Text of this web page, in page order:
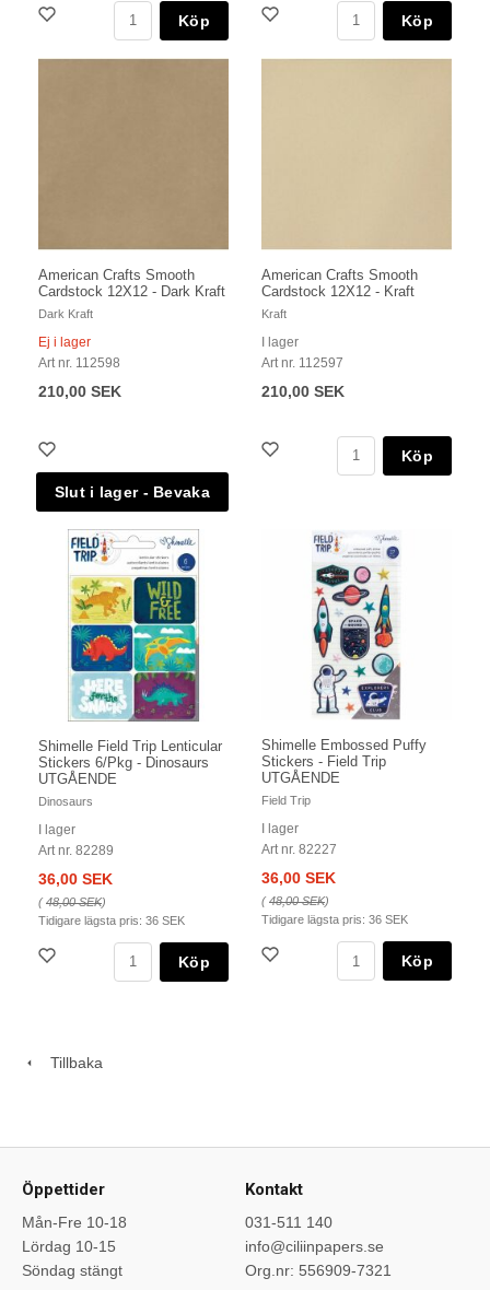
Köp Köp
American Crafts Smooth
Cardstock 12X12 - Dark Kraft
Dark Kraft
Ej i lager
Art nr. 112598
210,00 SEK
American Crafts Smooth
Cardstock 12X12 - Kraft
Kraft
I lager
Art nr. 112597
210,00 SEK
Köp
Shimelle Field Trip Lenticular
Stickers 6/Pkg - Dinosaurs
UTGÅENDE
Dinosaurs
I lager
Art nr. 82289
36,00 SEK
(48,00 SEK)
Tidigare lägsta pris: 36 SEK
Köp
Shimelle Embossed Puffy
Stickers - Field Trip
UTGÅENDE
Field Trip
I lager
Art nr. 82227
36,00 SEK
(48,00 SEK)
Tidigare lägsta pris: 36 SEK
Köp
Tillbaka
Öppettider
Mån-Fre 10-18
Lördag 10-15
Söndag stängt
Kontakt
031-511 140
info@ciliinpapers.se
Org.nr: 556909-7321